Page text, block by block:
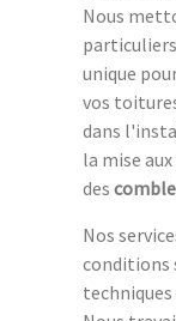
Nous
unique
vos
dans
la mise
des
Nos
conditions